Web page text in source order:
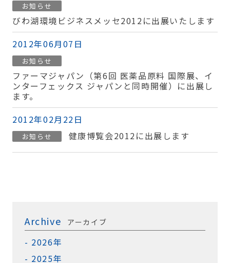
お知らせ
びわ湖環境ビジネスメッセ2012に出展いたします
2012年06月07日
お知らせ
ファーマジャパン（第6回 医薬品原料 国際展、イ
ンターフェックス ジャパンと同時開催）に出展し
ます。
2012年02月22日
お知らせ 健康博覧会2012に出展します
Archive アーカイブ
2026年
2025年